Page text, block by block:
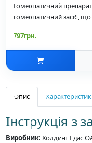
Гомеопатичний
гомеопатичний засіб, що
797грн.
Опис
Інструкція з
Виробник: Холдинг Едас